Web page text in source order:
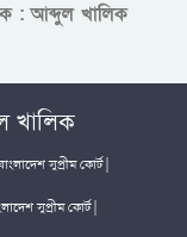
: আব্দুল খালিক
খালিক
সুপ্রীম কোর্ট |
সুপ্রীম কোর্ট |